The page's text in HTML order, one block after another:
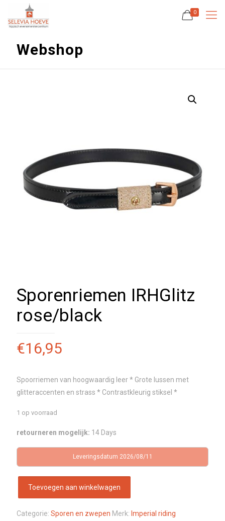
0
Webshop
Sporenriemen IRHGlitz
rose/black
€16,95
Spoorriemen van hoogwaardig leer * Grote lussen met
glitteraccenten en strass * Contrastkleurig stiksel *
1 op voorraad
retourneren mogelijk: 14 Days
Leveringsdatum 2026/08/11
Toevoegen aan winkelwagen
Categorie: Sporen en zwepen Merk: Imperial riding